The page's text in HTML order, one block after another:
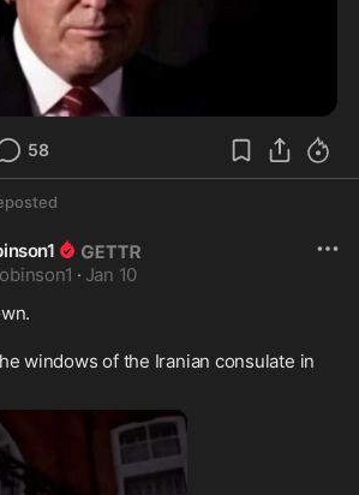
58
· Jan 10
windows of the Iranian consulate in